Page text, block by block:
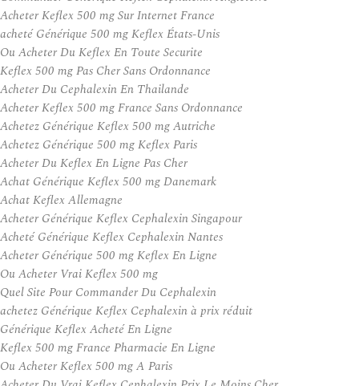
Acheter Keflex 500 mg Sur Internet France
acheté Générique 500 mg Keflex États-Unis
Ou Acheter Du Keflex En Toute Securite
Keflex 500 mg Pas Cher Sans Ordonnance
Acheter Du Cephalexin En Thailande
Acheter Keflex 500 mg France Sans Ordonnance
Achetez Générique Keflex 500 mg Autriche
Achetez Générique 500 mg Keflex Paris
Acheter Du Keflex En Ligne Pas Cher
Achat Générique Keflex 500 mg Danemark
Achat Keflex Allemagne
Acheter Générique Keflex Cephalexin Singapour
Acheté Générique Keflex Cephalexin Nantes
Acheter Générique 500 mg Keflex En Ligne
Ou Acheter Vrai Keflex 500 mg
Quel Site Pour Commander Du Cephalexin
achetez Générique Keflex Cephalexin à prix réduit
Générique Keflex Acheté En Ligne
Keflex 500 mg France Pharmacie En Ligne
Ou Acheter Keflex 500 mg A Paris